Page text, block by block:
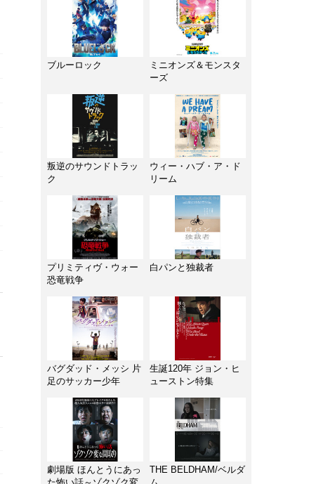
ブルーロック
ミニオンズ＆モンスタ
ーズ
叛逆のサウンドトラッ
ク
ウィー・ハブ・ア・ド
リーム
プリミティヴ・ウォー
恐竜戦争
白パンと独裁者
バグダッド・メッシ 片
足のサッカー少年
生誕120年 ジョン・ヒ
ューストン特集
劇場版 ほんとうにあっ
THE BELDHAM/ベルダ